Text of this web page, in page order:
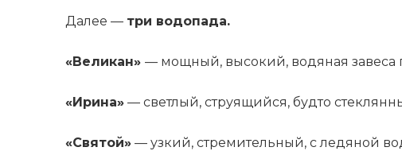
Далее — три водопада.
«Великан» — мощный, высокий, водяная завеса
«Ирина» — светлый, струящийся, будто
«Святой» — узкий, стремительный, с ледяной